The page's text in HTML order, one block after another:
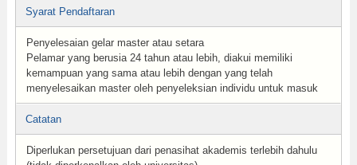
Syarat Pendaftaran
Penyelesaian gelar master atau setara
Pelamar yang berusia 24 tahun atau lebih, diakui memiliki
kemampuan yang sama atau lebih dengan yang telah
menyelesaikan master oleh penyeleksian individu untuk masuk
Catatan
Diperlukan persetujuan dari penasihat akademis terlebih dahulu